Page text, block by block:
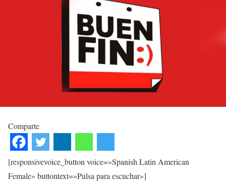
Comparte
[responsivevoice_button voice=»Spanish Latin American
Female» buttontext=»Pulsa para escuchar»]